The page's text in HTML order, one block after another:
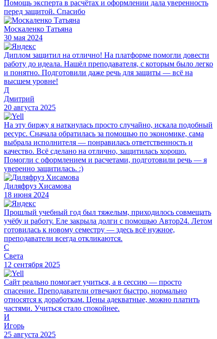
Помощь эксперта в расчётах и оформлении дала уверенность
перед защитой. Спасибо
Москаленко Татьяна
30 мая 2024
Диплом защитил на отлично! На платформе помогли довести
работу до идеала. Нашёл преподавателя, с которым было легко
и понятно. Подготовили даже речь для защиты — всё на
высшем уровне!
Д
Дмитрий
20 августа 2025
На эту биржу я наткнулась просто случайно, искала подобный
ресурс. Сначала обратилась за помощью по экономике, сама
выбрала исполнителя — понравилась ответственность и
качество. Всё сделано на отлично, защитилась хорошо.
Помогли с оформлением и расчетами, подготовили речь — я
уверенно защитилась. :)
Диляфруз Хисамова
18 июня 2024
Прошлый учебный год был тяжелым, приходилось совмещать
учёбу и работу. Еле закрыла долги с помощью Автор24. Летом
готовилась к новому семестру — здесь всё нужное,
преподаватели всегда откликаются.
С
Света
12 сентября 2025
Сайт реально помогает учиться, а в сессию — просто
спасение. Преподаватели отвечают быстро, нормально
относятся к доработкам. Цены адекватные, можно платить
частями. Учиться стало спокойнее.
И
Игорь
25 августа 2025